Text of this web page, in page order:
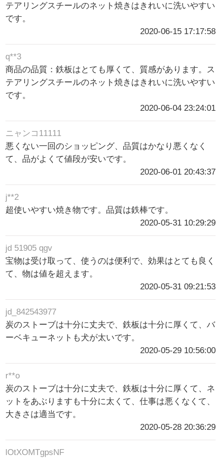
テアリングスチールのネット焼きはきれいに洗いやすい
です。
2020-06-15 17:17:58
q**3
商品の品質：鉄板はとても厚くて、質感があります。ス
テアリングスチールのネット焼きはきれいに洗いやすい
です。
2020-06-04 23:24:01
ニャンコ11111
悪くない一回のショッピング、品質はかなり悪くなく
て、品がよくて値段が安いです。
2020-06-01 20:43:37
j**2
超使いやすい焼き物です。品質は鉄棒です。
2020-05-31 10:29:29
jd 51905 qgv
宝物は受け取って、使うのは便利で、効果はとても良く
て、物は値を超えます。
2020-05-31 09:21:53
jd_842543977
炭のストーブは十分に丈夫で、鉄板は十分に厚くて、バ
ーベキューネットも犬が太いです。
2020-05-29 10:56:00
r**o
炭のストーブは十分に丈夫で、鉄板は十分に厚くて、ネ
ットをあぶりますも十分に太くて、仕事は悪くなくて、
大きさは適当です。
2020-05-28 20:36:29
lOtXOMTgpsNF